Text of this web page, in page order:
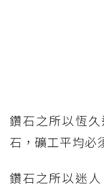
鑽石之所以恆
石，礦工平均必
鑽石之所以迷